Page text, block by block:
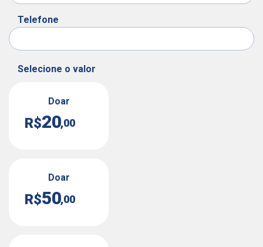
Telefone
Selecione o valor
Doar
R$20,00
Doar
R$50,00